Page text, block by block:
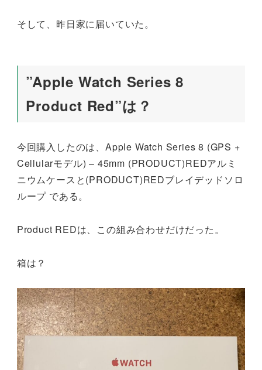
そして、昨日家に届いていた。
”Apple Watch Series 8
Product Red”は？
今回購入したのは、Apple Watch Series 8 (GPS +
Cellularモデル) – 45mm (PRODUCT)REDアルミ
ニウムケースと(PRODUCT)REDブレイデッドソロ
ループ である。
Product REDは、この組み合わせだけだった。
箱は？